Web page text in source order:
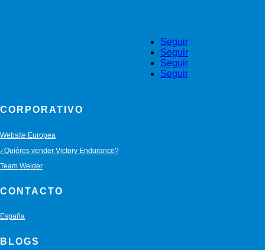
Seguir
Seguir
Seguir
Seguir
CORPORATIVO
Website Europea
¿Quiéres vender Victory Endurance?
Team Weider
CONTACTO
España
BLOGS